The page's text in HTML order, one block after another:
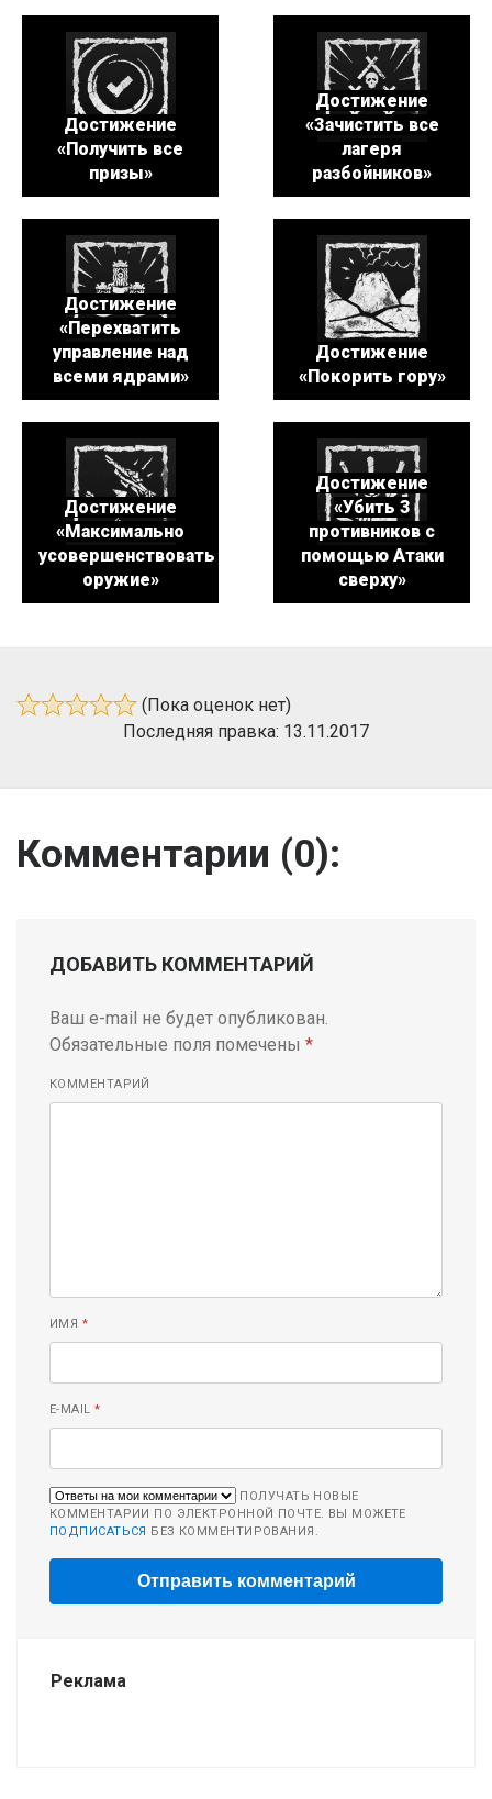
Достижение
«Получить все
призы»
Достижение
«Зачистить все
лагеря
разбойников»
Достижение
«Перехватить
управление над
всеми ядрами»
Достижение
«Покорить гору»
Достижение
«Максимально
усовершенствовать
оружие»
Достижение
«Убить 3
противников с
помощью Атаки
сверху»
(Пока оценок нет)
Последняя правка: 13.11.2017
Комментарии (0):
ДОБАВИТЬ КОММЕНТАРИЙ
Ваш e-mail не будет опубликован.
Обязательные поля помечены *
КОММЕНТАРИЙ
ИМЯ *
E-MAIL*
ПОЛУЧАТЬ НОВЫЕ
КОММЕНТАРИИ ПО ЭЛЕКТРОННОЙ ПОЧТЕ. ВЫ МОЖЕТЕ
ПОДПИСАТЬСЯ БЕЗ КОММЕНТИРОВАНИЯ.
Реклама